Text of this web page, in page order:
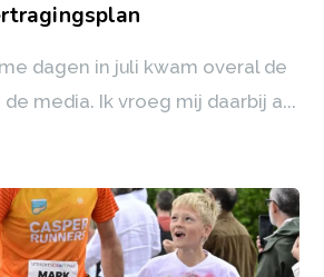
dagen in juli kwam overal de
media. Ik vroeg mij daarbij a...